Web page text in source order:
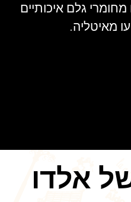
מחומרי גלם איכותיים
מאיטליה.
אלדו